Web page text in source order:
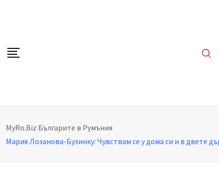
MyRo.Biz Българите в Румъния
Мария Лозанова-Бузинку: Чувствам се у дома си и в двете